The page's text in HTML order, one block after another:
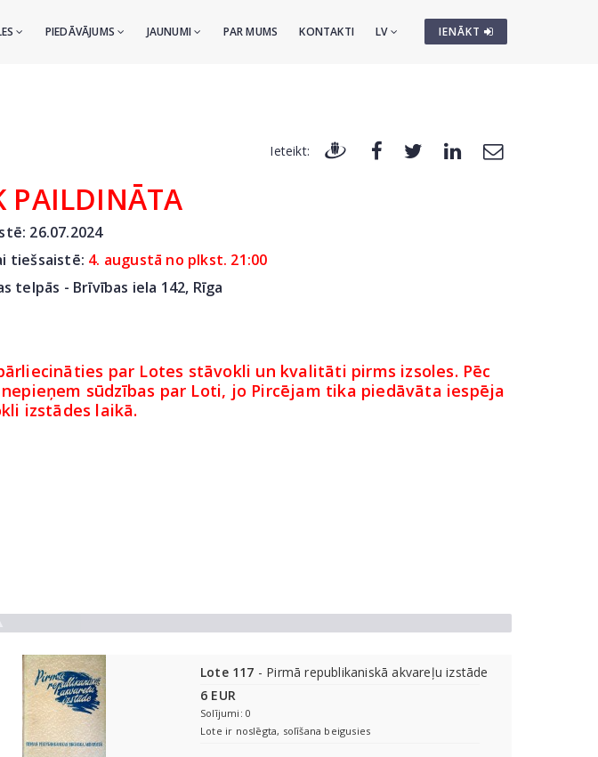
IENĀKT
PIEDĀVĀJUMS JAUNUMI PAR MUMS KONTAKTI LV
Ieteikt:
PAILDINĀTA
26.07.2024
tiešsaistē: 4. augustā no plkst. 21:00
telpās - Brīvības iela 142, Rīga
par Lotes stāvokli un kvalitāti pirms izsoles. Pēc
sūdzības par Loti, jo Pircējam tika piedāvāta iespēja
izstādes laikā.
Lote 117 - Pirmā republikaniskā akvareļu izstāde
6 EUR
Solījumi: 0
Lote ir noslēgta, solīšana beigusies